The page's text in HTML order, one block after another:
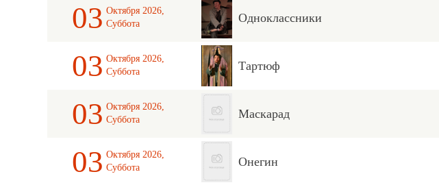
03 Октября 2026,
Суббота
Одноклассники
03 Октября 2026,
Суббота
Тартюф
03 Октября 2026,
Суббота
Маскарад
03 Октября 2026,
Суббота
Онегин